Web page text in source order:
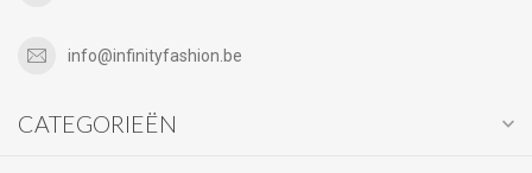
info@infinityfashion.be
CATEGORIEËN